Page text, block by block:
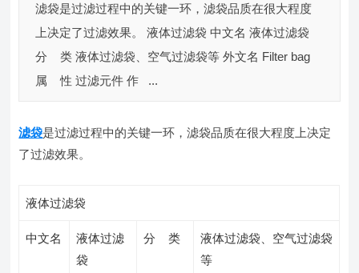
滤袋是过滤过程中的关键一环，滤袋品质在很大程度
上决定了过滤效果。 液体过滤袋 中文名 液体过滤袋
分 类 液体过滤袋、空气过滤袋等 外文名 Filter bag
属 性 过滤元件 作 ...
滤袋是过滤过程中的关键一环，滤袋品质在很大程度上决定
了过滤效果。
液体过滤袋
中文名
液体过滤
袋
分 类
液体过滤袋、空气过滤袋
等